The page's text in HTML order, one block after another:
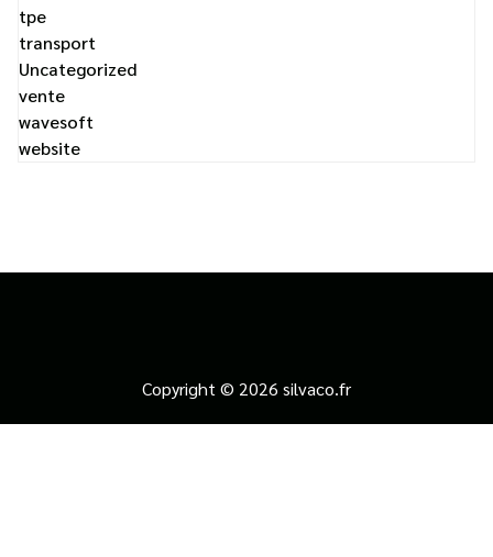
tpe
transport
Uncategorized
vente
wavesoft
website
Copyright © 2026 silvaco.fr